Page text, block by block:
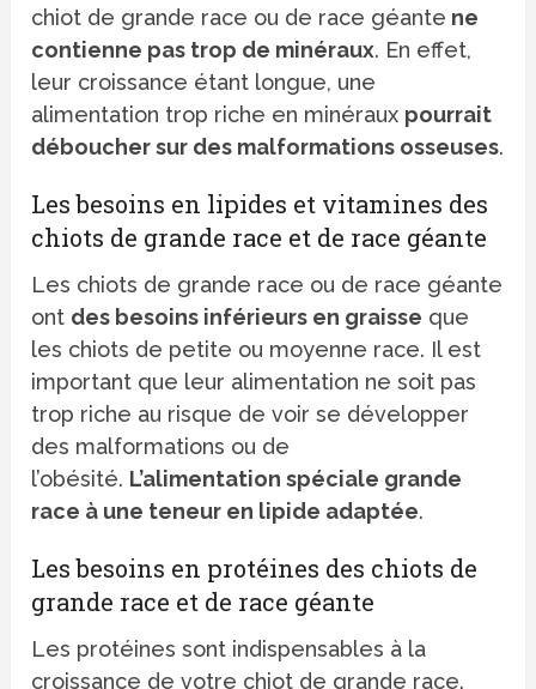
chiot de grande race ou de race géante ne
contienne pas trop de minéraux. En effet,
leur croissance étant longue, une
alimentation trop riche en minéraux pourrait
déboucher sur des malformations osseuses.
Les besoins en lipides et vitamines des
chiots de grande race et de race géante
Les chiots de grande race ou de race géante
ont des besoins inférieurs en graisse que
les chiots de petite ou moyenne race. Il est
important que leur alimentation ne soit pas
trop riche au risque de voir se développer
des malformations ou de
l’obésité. L’alimentation spéciale grande
race à une teneur en lipide adaptée.
Les besoins en protéines des chiots de
grande race et de race géante
Les protéines sont indispensables à la
croissance de votre chiot de grande race.